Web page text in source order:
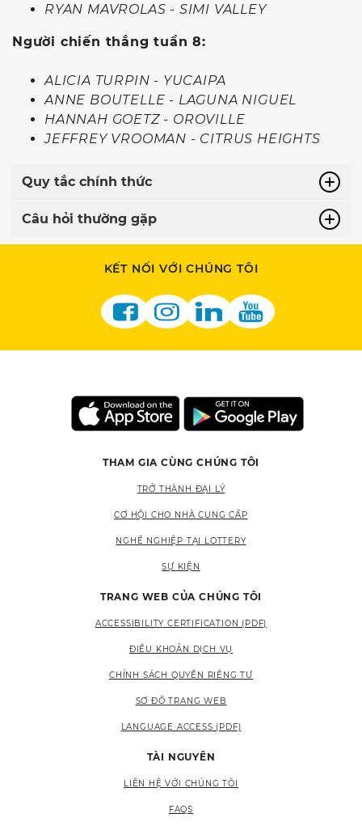
RYAN MAVROLAS - SIMI VALLEY
Người chiến thắng tuần 8:
ALICIA TURPIN - YUCAIPA
ANNE BOUTELLE - LAGUNA NIGUEL
HANNAH GOETZ - OROVILLE
JEFFREY VROOMAN - CITRUS HEIGHTS
Quy tắc chính thức
Câu hỏi thường gặp
KẾT NỐI VỚI CHÚNG TÔI
THAM GIA CÙNG CHÚNG TÔI
TRỞ THÀNH ĐẠI LÝ
CƠ HỘI CHO NHÀ CUNG CẤP
NGHỀ NGHIỆP TẠI LOTTERY
SỰ KIỆN
TRANG WEB CỦA CHÚNG TÔI
ACCESSIBILITY CERTIFICATION (PDF)
ĐIỀU KHOẢN DỊCH VỤ
CHÍNH SÁCH QUYỀN RIÊNG TƯ
SƠ ĐỒ TRANG WEB
LANGUAGE ACCESS (PDF)
TÀI NGUYÊN
LIÊN HỆ VỚI CHÚNG TÔI
FAQS